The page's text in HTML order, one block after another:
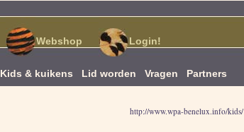
http://www.wpa-benelux.info/kids/
Webshop Login!
Kids & kuikens Lid worden Vragen Partners